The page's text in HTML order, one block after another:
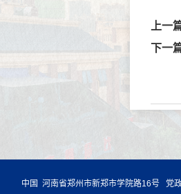
上一
下一
中国 河南省郑州市新郑市学院路16号 党